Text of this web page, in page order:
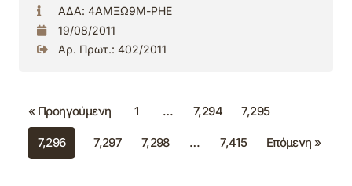
ΑΔΑ: 4ΑΜΞΩ9Μ-ΡΗΕ
19/08/2011
Αρ. Πρωτ.: 402/2011
« Προηγούμενη 1 … 7,294 7,295
7,296 7,297 7,298 … 7,415 Επόμενη »